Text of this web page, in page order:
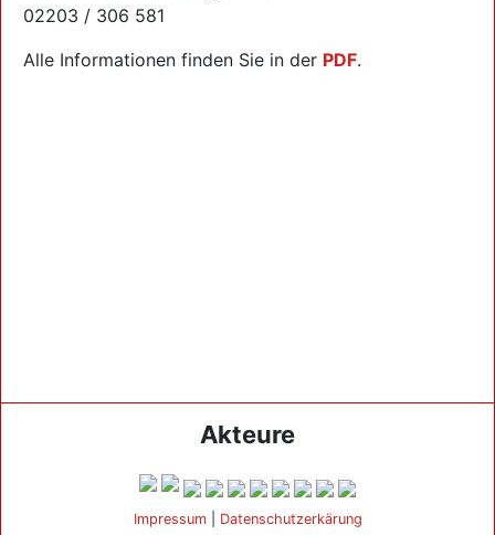
02203 / 306 581
Alle Informationen finden Sie in der PDF.
Akteure
Impressum| Datenschutzerkärung